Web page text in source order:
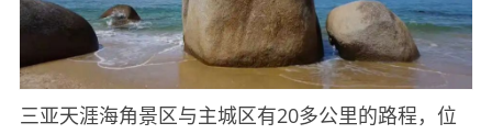
三亚天涯海角景区与主城区有20多公里的路程，位